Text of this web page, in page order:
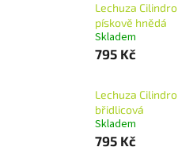
Lechuza
pískově hnědá
Skladem
795 Kč
Lechuza
břidlicová
Skladem
795 Kč